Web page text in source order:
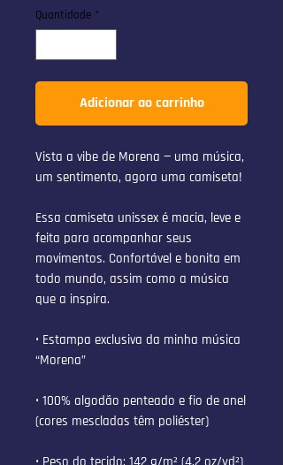
Quantidade *
Adicionar ao carrinho
Vista a vibe de Morena — uma música,
um sentimento, agora uma camiseta!
Essa camiseta unissex é macia, leve e
feita para acompanhar seus
movimentos. Confortável e bonita em
todo mundo, assim como a música
que a inspira.
• Estampa exclusiva da minha música
“Morena”
• 100% algodão penteado e fio de anel
(cores mescladas têm poliéster)